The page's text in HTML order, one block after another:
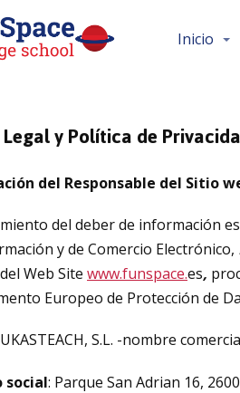
Inicio
y Política de
del Responsable del Sitio
del deber de información
y de Comercio Electrónico,
Web Site www.funspace.es,
Europeo de Protección de
S.L. -nombre
social: Parque San Adrian 16,